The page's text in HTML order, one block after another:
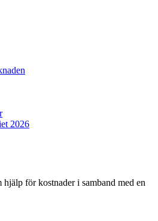
2026
hjälp för kostnader i samband med en